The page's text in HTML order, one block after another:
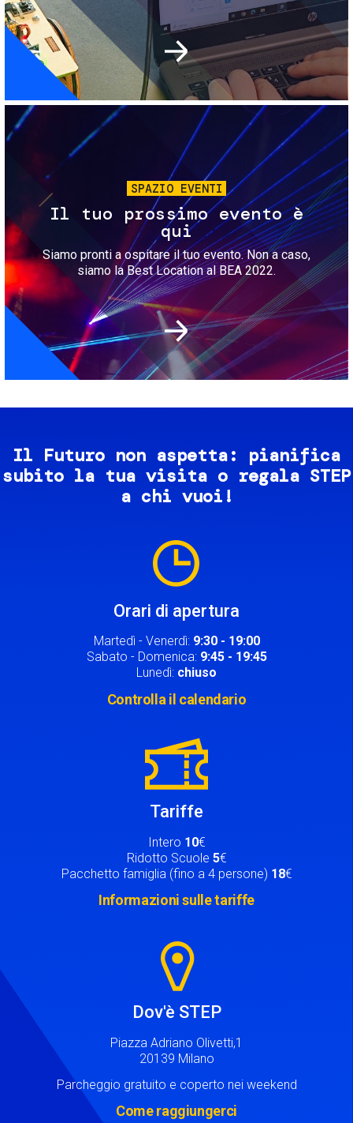
Immagine
SPAZIO EVENTI
Il tuo prossimo evento è
qui
Siamo pronti a ospitare il tuo evento. Non a caso,
siamo la Best Location al BEA 2022.
Il Futuro non aspetta: pianifica
subito la tua visita o regala STEP
a chi vuoi!
Orari di apertura
Martedì - Venerdì: 9:30 - 19:00
Sabato - Domenica: 9:45 - 19:45
Lunedì: chiuso
Controlla il calendario
Tariffe
Intero 10€
Ridotto Scuole 5€
Pacchetto famiglia (fino a 4 persone) 18€
Informazioni sulle tariffe
Dov'è STEP
Piazza Adriano Olivetti,1
20139 Milano
Parcheggio gratuito e coperto nei weekend
Come raggiungerci